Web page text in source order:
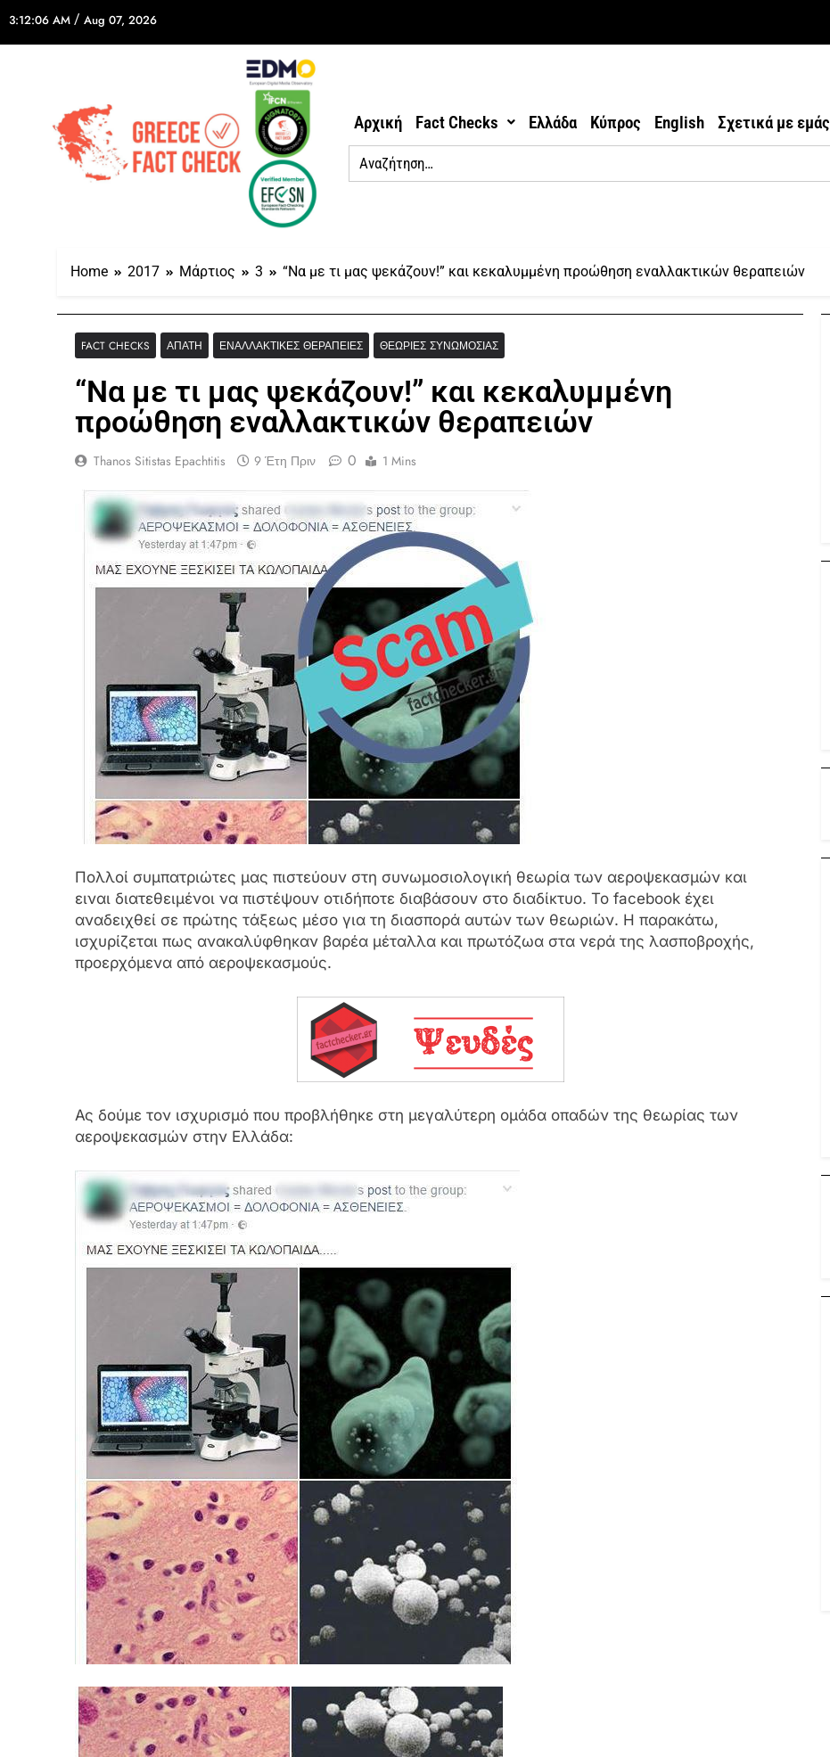
3:12:06 AM / Aug 07, 2026
Αρχική Fact Checks Ελλάδα Κύπρος English Σχετικά με εμάς
Home 2017 Μάρτιος 3 “Να με τι μας ψεκάζουν!” και κεκαλυμμένη προώθηση εναλλακτικών θεραπειών
FACT CHECKS ΑΠΆΤΗ ΕΝΑΛΛΑΚΤΙΚΈΣ ΘΕΡΑΠΕΊΕΣ ΘΕΩΡΊΕΣ ΣΥΝΩΜΟΣΊΑΣ
“Να με τι μας ψεκάζουν!” και κεκαλυμμένη
προώθηση εναλλακτικών θεραπειών
Thanos Sitistas Epachtitis 9 Έτη Πριν 0 1 Mins
Πολλοί συμπατριώτες μας πιστεύουν στη συνωμοσιολογική θεωρία των αεροψεκασμών και
ειναι διατεθειμένοι να πιστέψουν οτιδήποτε διαβάσουν στο διαδίκτυο. Το facebook έχει
αναδειχθεί σε πρώτης τάξεως μέσο για τη διασπορά αυτών των θεωριών. Η παρακάτω,
ισχυρίζεται πως ανακαλύφθηκαν βαρέα μέταλλα και πρωτόζωα στα νερά της λασποβροχής,
προερχόμενα από αεροψεκασμούς.
Ας δούμε τον ισχυρισμό που προβλήθηκε στη μεγαλύτερη ομάδα οπαδών της θεωρίας των
αεροψεκασμών στην Ελλάδα: